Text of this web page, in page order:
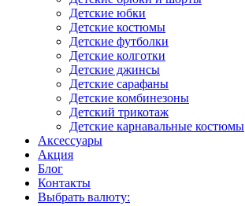
Детские юбки
Детские костюмы
Детские футболки
Детские колготки
Детские джинсы
Детские сарафаны
Детские комбинезоны
Детский трикотаж
Детские карнавальные костюмы
Аксессуары
Акция
Блог
Контакты
Выбрать валюту: